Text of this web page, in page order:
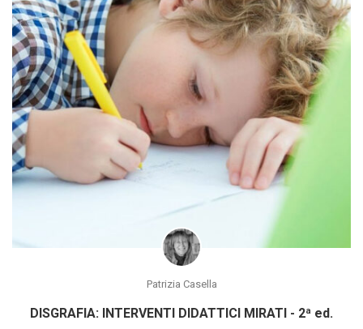
Patrizia Casella
DISGRAFIA: INTERVENTI DIDATTICI MIRATI - 2ª ed.